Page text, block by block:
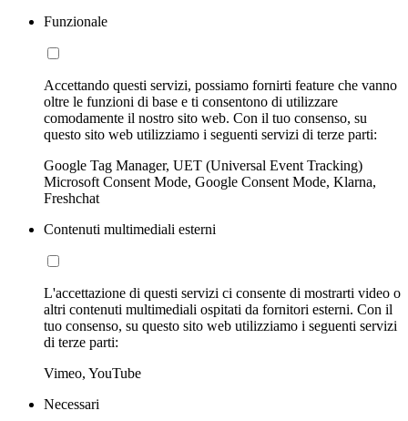
Funzionale
Accettando questi servizi, possiamo fornirti feature che vanno
oltre le funzioni di base e ti consentono di utilizzare
comodamente il nostro sito web. Con il tuo consenso, su
questo sito web utilizziamo i seguenti servizi di terze parti:
Google Tag Manager, UET (Universal Event Tracking)
Microsoft Consent Mode, Google Consent Mode, Klarna,
Freshchat
Contenuti multimediali esterni
L'accettazione di questi servizi ci consente di mostrarti video o
altri contenuti multimediali ospitati da fornitori esterni. Con il
tuo consenso, su questo sito web utilizziamo i seguenti servizi
di terze parti:
Vimeo, YouTube
Necessari